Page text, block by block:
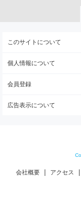
このサイトについて
個人情報について
会員登録
広告表示について
会社概要 アクセス